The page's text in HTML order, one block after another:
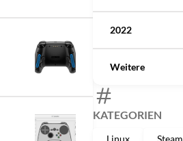
2022
Weitere
KATEGORIEN
Linux Steam